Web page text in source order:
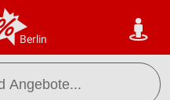
Berlin